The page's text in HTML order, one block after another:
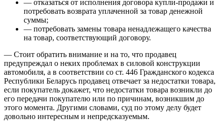
— отказаться от исполнения договора купли-продажи и
потребовать возврата уплаченной за товар денежной
суммы;
— потребовать замены товара ненадлежащего качества
на товар, соответствующий договору.
— Стоит обратить внимание и на то, что продавец
предупреждал о неких проблемах в силовой конструкции
автомобиля, а в соответствии со ст. 446 Гражданского кодекса
Республики Беларусь продавец отвечает за недостатки товара,
если покупатель докажет, что недостатки товара возникли до
его передачи покупателю или по причинам, возникшим до
этого момента. Другими словами, суд по этому делу будет
довольно интересным и непредсказуемым.